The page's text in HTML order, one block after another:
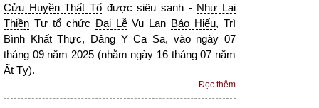
Cửu Huyền Thất Tổ được siêu sanh - Như Lai
Thiền Tự tổ chức Đại LễVu Lan Báo Hiếu, Trì
Bình Khất Thực, Dâng YCa Sa, vào ngày 07
tháng 09 năm 2025 (nhằm ngày 16 tháng 07 năm
Ất Tỵ).
Đọc thêm